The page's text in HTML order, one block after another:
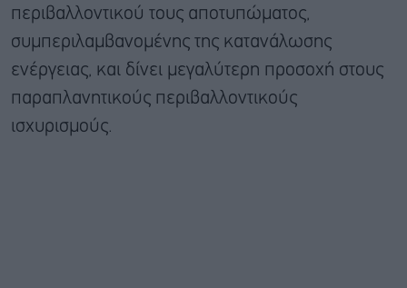
περιβαλλοντικού τους αποτυπώματος,
συμπεριλαμβανομένης της κατανάλωσης
ενέργειας, και δίνει μεγαλύτερη προσοχή στους
παραπλανητικούς περιβαλλοντικούς
ισχυρισμούς.